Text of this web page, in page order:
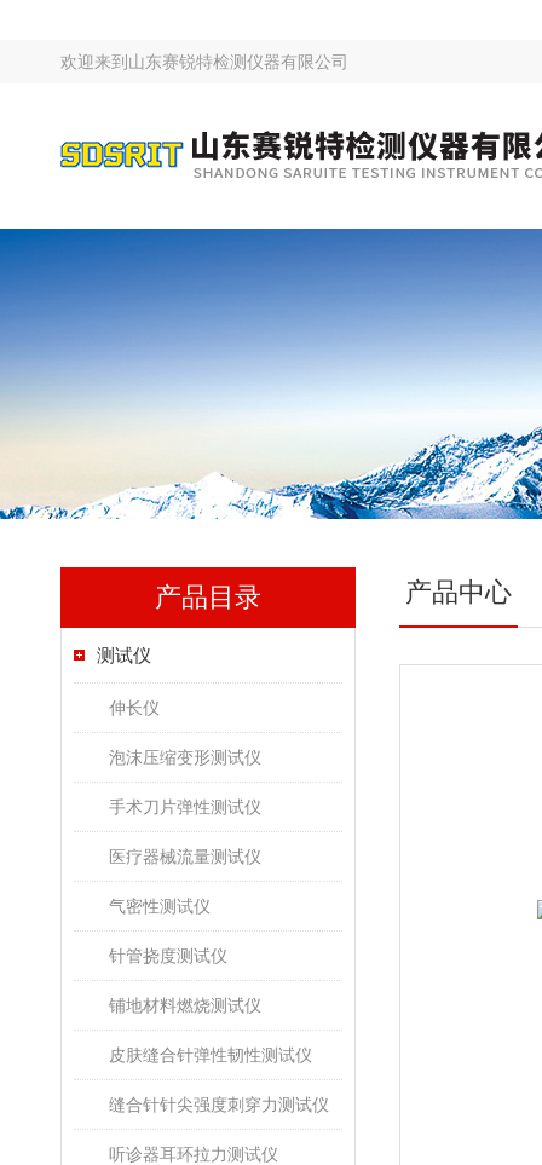
欢迎来到 山东赛锐特检测仪器有限公司
产品目录
测试仪
伸长仪
泡沫压缩变形测试仪
手术刀片弹性测试仪
医疗器械流量测试仪
气密性测试仪
针管挠度测试仪
铺地材料燃烧测试仪
皮肤缝合针弹性韧性测试仪
缝合针针尖强度刺穿力测试仪
听诊器耳环拉力测试仪
产品中心